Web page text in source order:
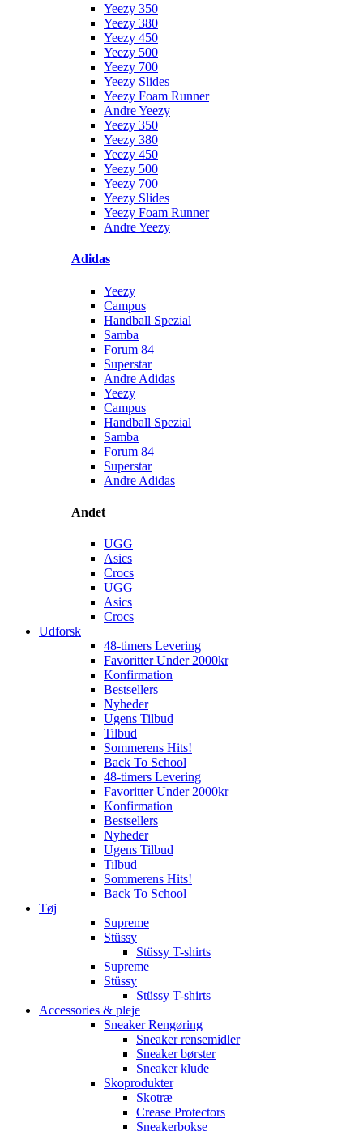
Yeezy 350
Yeezy 380
Yeezy 450
Yeezy 500
Yeezy 700
Yeezy Slides
Yeezy Foam Runner
Andre Yeezy
Yeezy 350
Yeezy 380
Yeezy 450
Yeezy 500
Yeezy 700
Yeezy Slides
Yeezy Foam Runner
Andre Yeezy
Adidas
Yeezy
Campus
Handball Spezial
Samba
Forum 84
Superstar
Andre Adidas
Yeezy
Campus
Handball Spezial
Samba
Forum 84
Superstar
Andre Adidas
Andet
UGG
Asics
Crocs
UGG
Asics
Crocs
Udforsk
48-timers Levering
Favoritter Under 2000kr
Konfirmation
Bestsellers
Nyheder
Ugens Tilbud
Tilbud
Sommerens Hits!
Back To School
48-timers Levering
Favoritter Under 2000kr
Konfirmation
Bestsellers
Nyheder
Ugens Tilbud
Tilbud
Sommerens Hits!
Back To School
Tøj
Supreme
Stüssy
Stüssy T-shirts
Supreme
Stüssy
Stüssy T-shirts
Accessories & pleje
Sneaker Rengøring
Sneaker rensemidler
Sneaker børster
Sneaker klude
Skoprodukter
Skotræ
Crease Protectors
Sneakerbokse